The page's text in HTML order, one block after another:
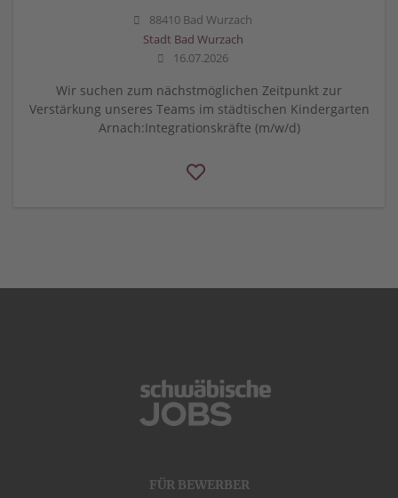
88410 Bad Wurzach
Stadt Bad Wurzach
16.07.2026
Wir suchen zum nächstmöglichen Zeitpunkt zur
Verstärkung unseres Teams im städtischen Kindergarten
Arnach:Integrationskräfte (m/w/d)
FÜR BEWERBER